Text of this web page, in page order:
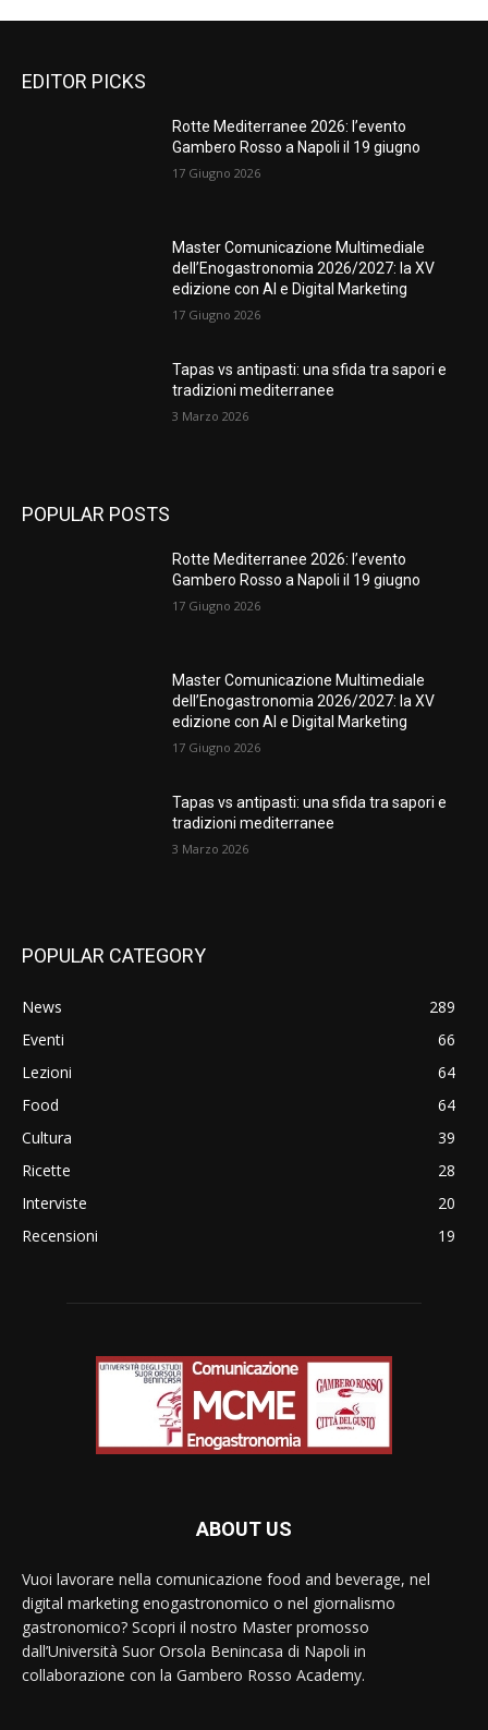
EDITOR PICKS
Rotte Mediterranee 2026: l’evento
Gambero Rosso a Napoli il 19 giugno
17 Giugno 2026
Master Comunicazione Multimediale
dell’Enogastronomia 2026/2027: la XV
edizione con AI e Digital Marketing
17 Giugno 2026
Tapas vs antipasti: una sfida tra sapori e
tradizioni mediterranee
3 Marzo 2026
POPULAR POSTS
Rotte Mediterranee 2026: l’evento
Gambero Rosso a Napoli il 19 giugno
17 Giugno 2026
Master Comunicazione Multimediale
dell’Enogastronomia 2026/2027: la XV
edizione con AI e Digital Marketing
17 Giugno 2026
Tapas vs antipasti: una sfida tra sapori e
tradizioni mediterranee
3 Marzo 2026
POPULAR CATEGORY
News
289
Eventi
66
Lezioni
64
Food
64
Cultura
39
Ricette
28
Interviste
20
Recensioni
19
ABOUT US
Vuoi lavorare nella comunicazione food and beverage, nel
digital marketing enogastronomico o nel giornalismo
gastronomico? Scopri il nostro Master promosso
dall’Università Suor Orsola Benincasa di Napoli in
collaborazione con la Gambero Rosso Academy.